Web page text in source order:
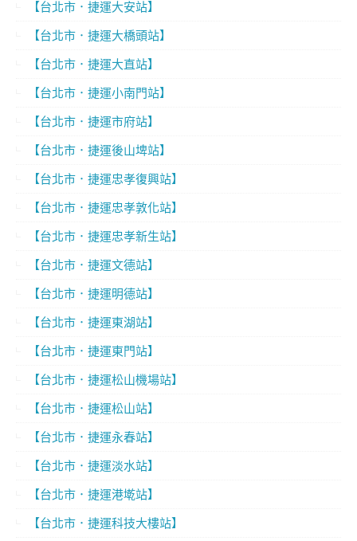
【台北市．捷運大安站】
【台北市．捷運大橋頭站】
【台北市．捷運大直站】
【台北市．捷運小南門站】
【台北市．捷運市府站】
【台北市．捷運後山埤站】
【台北市．捷運忠孝復興站】
【台北市．捷運忠孝敦化站】
【台北市．捷運忠孝新生站】
【台北市．捷運文德站】
【台北市．捷運明德站】
【台北市．捷運東湖站】
【台北市．捷運東門站】
【台北市．捷運松山機場站】
【台北市．捷運松山站】
【台北市．捷運永春站】
【台北市．捷運淡水站】
【台北市．捷運港墘站】
【台北市．捷運科技大樓站】